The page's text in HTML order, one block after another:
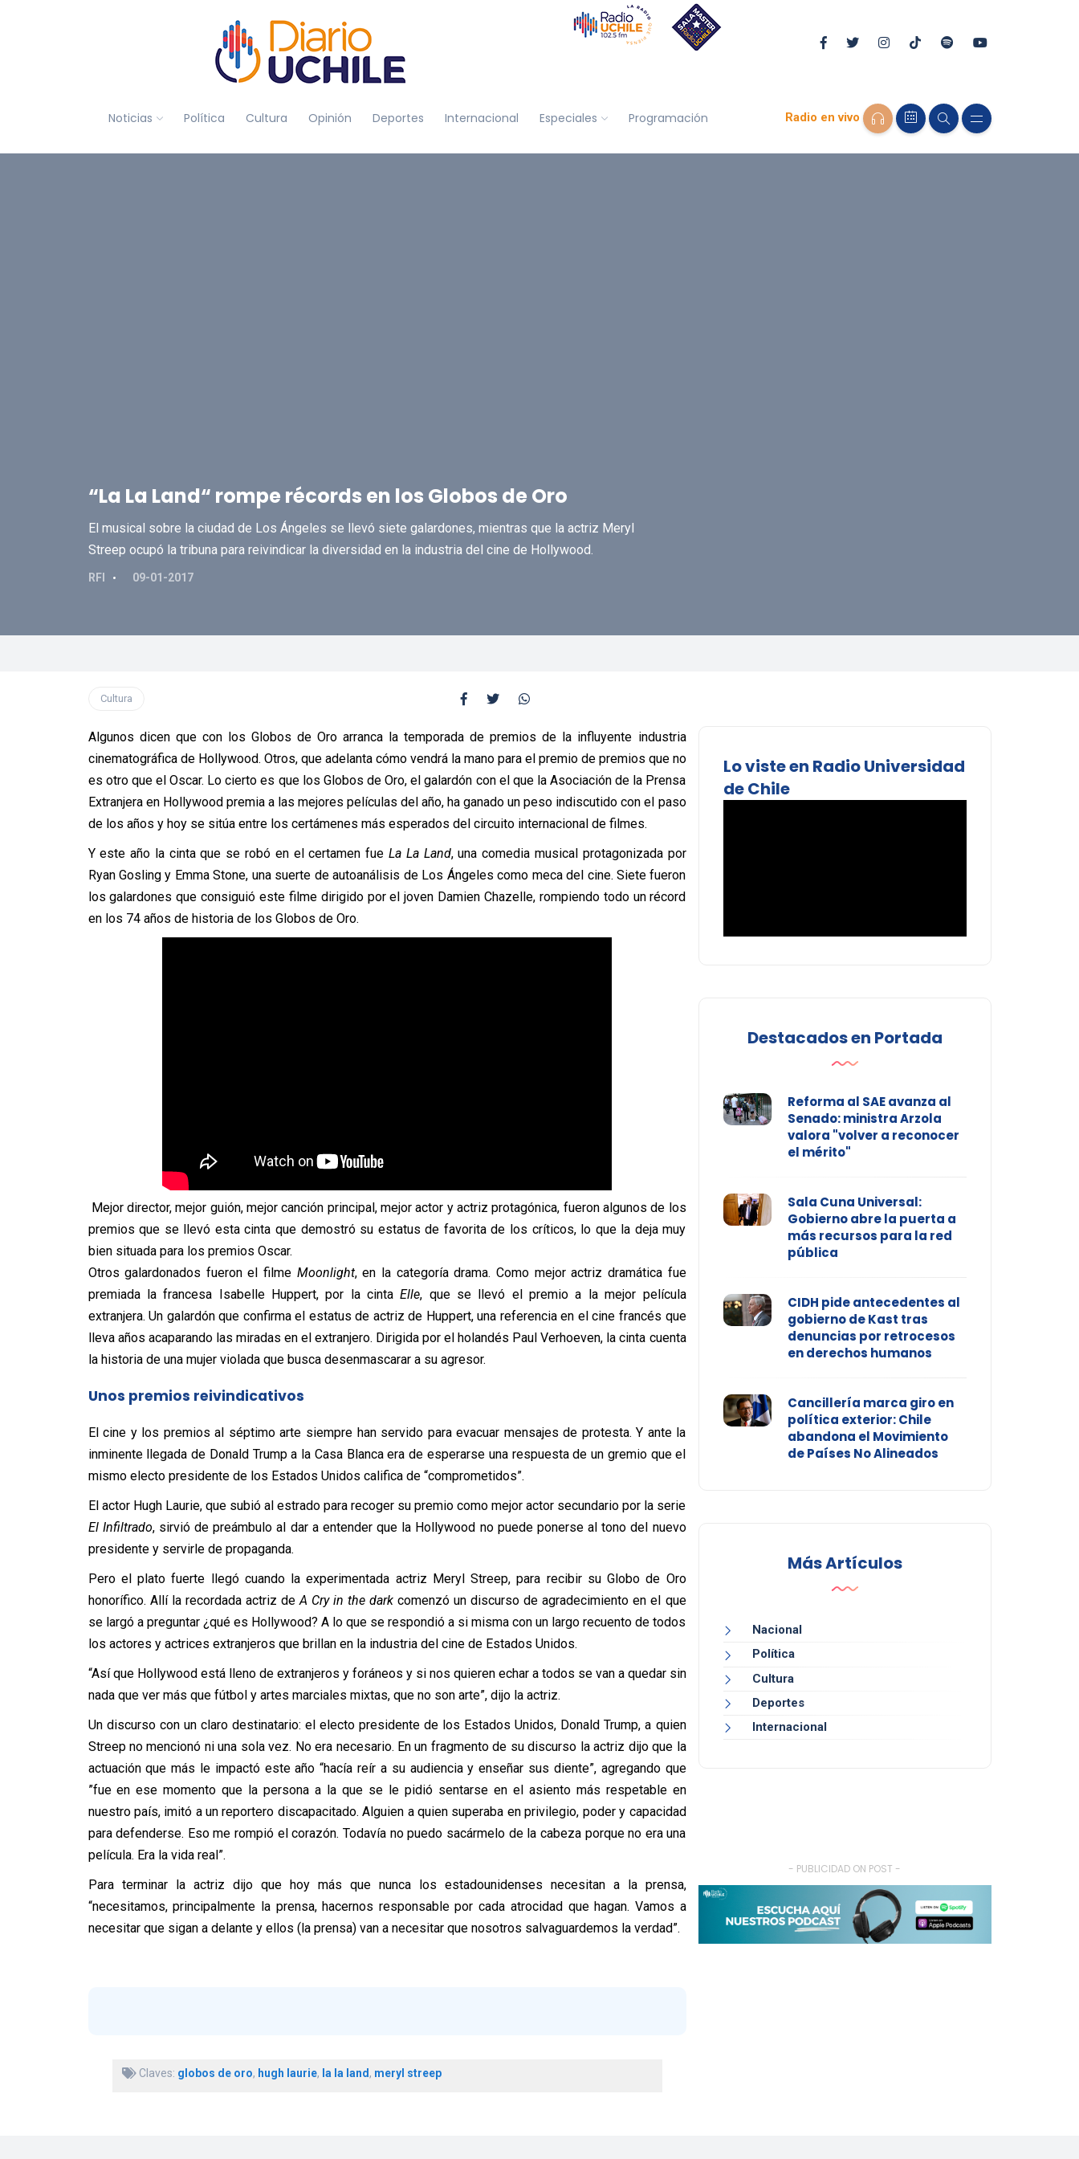
Noticias Política Cultura Opinión Deportes Internacional Especiales Programación Radio en vivo
“La La Land“ rompe récords en los Globos de Oro
El musical sobre la ciudad de Los Ángeles se llevó siete galardones, mientras que la actriz Meryl
Streep ocupó la tribuna para reivindicar la diversidad en la industria del cine de Hollywood.
RFI 09-01-2017
Cultura
Algunos dicen que con los Globos de Oro arranca la temporada de premios de la influyente industria
cinematográfica de Hollywood. Otros, que adelanta cómo vendrá la mano para el premio de premios que no
es otro que el Oscar. Lo cierto es que los Globos de Oro, el galardón con el que la Asociación de la Prensa
Extranjera en Hollywood premia a las mejores películas del año, ha ganado un peso indiscutido con el paso
de los años y hoy se sitúa entre los certámenes más esperados del circuito internacional de filmes.
Y este año la cinta que se robó en el certamen fue La La Land, una comedia musical protagonizada por
Ryan Gosling y Emma Stone, una suerte de autoanálisis de Los Ángeles como meca del cine. Siete fueron
los galardones que consiguió este filme dirigido por el joven Damien Chazelle, rompiendo todo un récord
en los 74 años de historia de los Globos de Oro.
Mejor director, mejor guión, mejor canción principal, mejor actor y actriz protagónica, fueron algunos de los
premios que se llevó esta cinta que demostró su estatus de favorita de los críticos, lo que la deja muy
bien situada para los premios Oscar.
Otros galardonados fueron el filme Moonlight, en la categoría drama. Como mejor actriz dramática fue
premiada la francesa Isabelle Huppert, por la cintaElle, que se llevó el premio a la mejor película
extranjera. Un galardón que confirma el estatus de actriz de Huppert, una referencia en el cine francés que
lleva años acaparando las miradas en el extranjero. Dirigida por el holandés Paul Verhoeven, la cinta cuenta
la historia de una mujer violada que busca desenmascarar a su agresor.
Unos premios reivindicativos
El cine y los premios al séptimo arte siempre han servido para evacuar mensajes de protesta. Y ante la
inminente llegada de Donald Trump a la Casa Blanca era de esperarse una respuesta de un gremio que el
mismo electo presidente de los Estados Unidos califica de “comprometidos”.
El actor Hugh Laurie, que subió al estrado para recoger su premio como mejor actor secundario por la serie
El Infiltrado, sirvió de preámbulo al dar a entender que la Hollywood no puede ponerse al tono del nuevo
presidente y servirle de propaganda.
Pero el plato fuerte llegó cuando la experimentada actriz Meryl Streep, para recibir su Globo de Oro
honorífico. Allí la recordada actriz deA Cry in the dark comenzó un discurso de agradecimiento en el que
se largó a preguntar ¿qué es Hollywood? A lo que se respondió a si misma con un largo recuento de todos
los actores y actrices extranjeros que brillan en la industria del cine de Estados Unidos.
“Así que Hollywood está lleno de extranjeros y foráneos y si nos quieren echar a todos se van a quedar sin
nada que ver más que fútbol y artes marciales mixtas, que no son arte”, dijo la actriz.
Un discurso con un claro destinatario: el electo presidente de los Estados Unidos, Donald Trump, a quien
Streep no mencionó ni una sola vez. No era necesario. En un fragmento de su discurso la actriz dijo que la
actuación que más le impactó este año “hacía reír a su audiencia y enseñar sus diente”, agregando que
”fue en ese momento que la persona a la que se le pidió sentarse en el asiento más respetable en
nuestro país, imitó a un reportero discapacitado. Alguien a quien superaba en privilegio, poder y capacidad
para defenderse. Eso me rompió el corazón. Todavía no puedo sacármelo de la cabeza porque no era una
película. Era la vida real”.
Para terminar la actriz dijo que hoy más que nunca los estadounidenses necesitan a la prensa,
“necesitamos, principalmente la prensa, hacernos responsable por cada atrocidad que hagan. Vamos a
necesitar que sigan a delante y ellos (la prensa) van a necesitar que nosotros salvaguardemos la verdad”.
Claves: globos de oro, hugh laurie, la la land , meryl streep
Lo viste en Radio Universidad
de Chile
Destacados en Portada
Reforma al SAE avanza al
Senado: ministra Arzola
valora "volver a reconocer
el mérito"
Sala Cuna Universal:
Gobierno abre la puerta a
más recursos para la red
pública
CIDH pide antecedentes al
gobierno de Kast tras
denuncias por retrocesos
en derechos humanos
Cancillería marca giro en
política exterior: Chile
abandona el Movimiento
de Países No Alineados
Más Artículos
Nacional
Política
Cultura
Deportes
Internacional
- PUBLICIDAD ON POST -